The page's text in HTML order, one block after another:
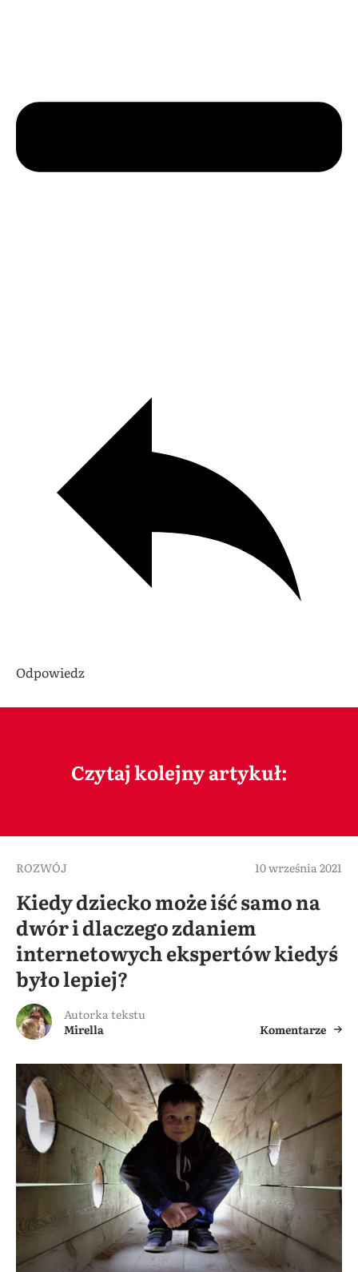
Odpowiedz
Czytaj kolejny artykuł:
ROZWÓJ 10 września 2021
Kiedy dziecko może iść samo na
dwór i dlaczego zdaniem
internetowych ekspertów kiedyś
było lepiej?
Autorka tekstu
Mirella
Komentarze